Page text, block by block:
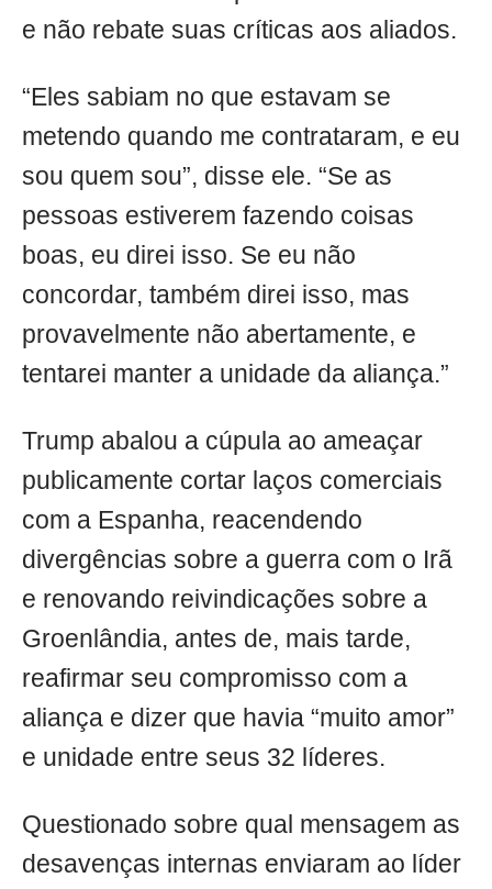
e não rebate suas críticas aos aliados.
“Eles sabiam no que estavam se
metendo quando me contrataram, e eu
sou quem sou”, disse ele. “Se as
pessoas estiverem fazendo coisas
boas, eu direi isso. Se eu não
concordar, também direi isso, mas
provavelmente não abertamente, e
tentarei manter a unidade da aliança.”
Trump abalou a cúpula ao ameaçar
publicamente cortar laços comerciais
com a Espanha, reacendendo
divergências sobre a guerra com o Irã
e renovando reivindicações sobre a
Groenlândia, antes de, mais tarde,
reafirmar seu compromisso com a
aliança e dizer que havia “muito amor”
e unidade entre seus 32 líderes.
Questionado sobre qual mensagem as
desavenças internas enviaram ao líder